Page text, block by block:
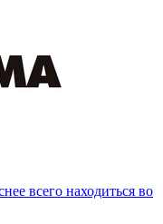
всего находиться во